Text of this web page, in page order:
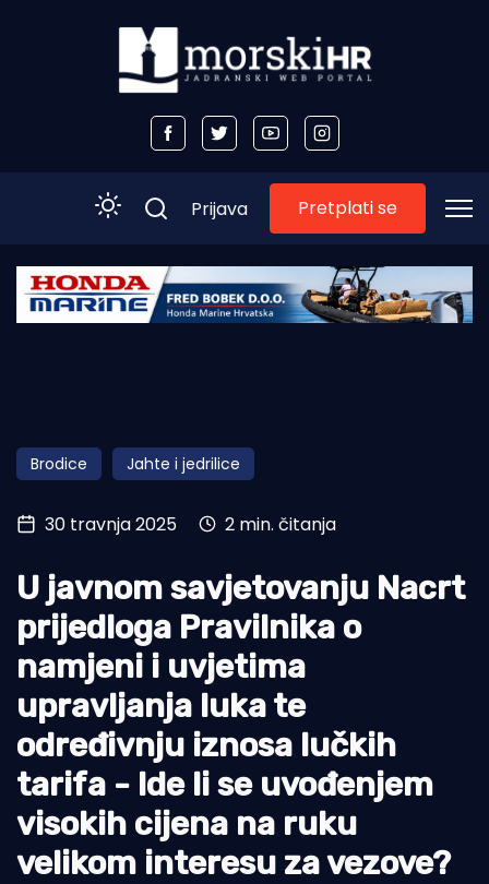
Početna
Obala
Otoci
Turizam i nautika
Pomorstvo
Ribolov
Ekologija
Tradicija i kultura
Prijava Pretplati se
Brodice Jahte i jedrilice
30 travnja 2025 2 min. čitanja
U javnom savjetovanju Nacrt
prijedloga Pravilnika o
namjeni i uvjetima
upravljanja luka te
određivnju iznosa lučkih
tarifa - Ide li se uvođenjem
visokih cijena na ruku
velikom interesu za vezove?